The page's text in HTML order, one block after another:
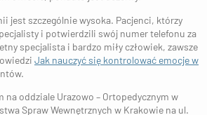
jest szczególnie wysoka. Pacjenci, którzy
i potwierdzili swój numer telefonu za
specjalista i bardzo miły człowiek, zawsze
Jak nauczyć się kontrolować emocje w
oddziale Urazowo – Ortopedycznym w
Spraw Wewnętrznych w Krakowie na ul.